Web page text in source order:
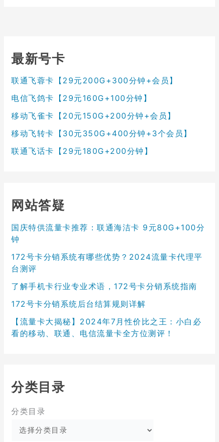
最新号卡
联通飞蓉卡【29元200G+300分钟+会员】
电信飞鸽卡【29元160G+100分钟】
移动飞雀卡【20元150G+200分钟+会员】
移动飞转卡【30元350G+400分钟+3个会员】
联通飞话卡【29元180G+200分钟】
网站答疑
国庆特供流量卡推荐：联通海洁卡 9元80G+100分
钟
172号卡分销系统有哪些优势？2024流量卡代理平
台测评
了解手机卡行业专业术语，172号卡分销系统指南
172号卡分销系统后台结算规则详解
【流量卡大揭秘】2024年7月性价比之王：小白必
看的移动、联通、电信流量卡全方位测评！
分类目录
分类目录